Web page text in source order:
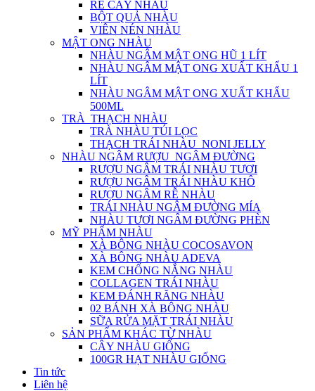
RỄ CÂY NHÀU
BỘT QUẢ NHÀU
VIÊN NÉN NHÀU
MẬT ONG NHÀU
NHÀU NGÂM MẬT ONG HŨ 1 LÍT
NHÀU NGÂM MẬT ONG XUẤT KHẨU 1
LÍT
NHÀU NGÂM MẬT ONG XUẤT KHẨU
500ML
TRÀ_THẠCH NHÀU
TRÀ NHÀU TÚI LỌC
THẠCH TRÁI NHÀU_NONI JELLY
NHÀU NGÂM RƯỢU_NGÂM ĐƯỜNG
RƯỢU NGÂM TRÁI NHÀU TƯƠI
RƯỢU NGÂM TRÁI NHÀU KHÔ
RƯỢU NGÂM RỄ NHÀU
TRÁI NHÀU NGÂM ĐƯỜNG MÍA
NHÀU TƯƠI NGÂM ĐƯỜNG PHÈN
MỸ PHẨM NHÀU
XÀ BÔNG NHÀU COCOSAVON
XÀ BÔNG NHÀU ADEVA
KEM CHỐNG NẮNG NHÀU
COLLAGEN TRÁI NHÀU
KEM ĐÁNH RĂNG NHÀU
02 BÁNH XÀ BÔNG NHÀU
SỮA RỬA MẶT TRÁI NHÀU
SẢN PHẨM KHÁC TỪ NHÀU
CÂY NHÀU GIỐNG
100GR HẠT NHÀU GIỐNG
Tin tức
Liên hệ